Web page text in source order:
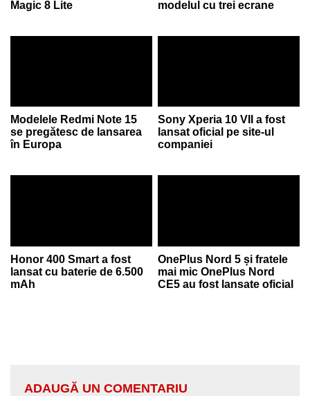
Magic 8 Lite modelul cu trei ecrane
Modelele Redmi Note 15
se pregătesc de lansarea
în Europa
Sony Xperia 10 VII a fost
lansat oficial pe site-ul
companiei
Honor 400 Smart a fost
lansat cu baterie de 6.500
mAh
OnePlus Nord 5 și fratele
mai mic OnePlus Nord
CE5 au fost lansate oficial
ADAUGĂ UN COMENTARIU